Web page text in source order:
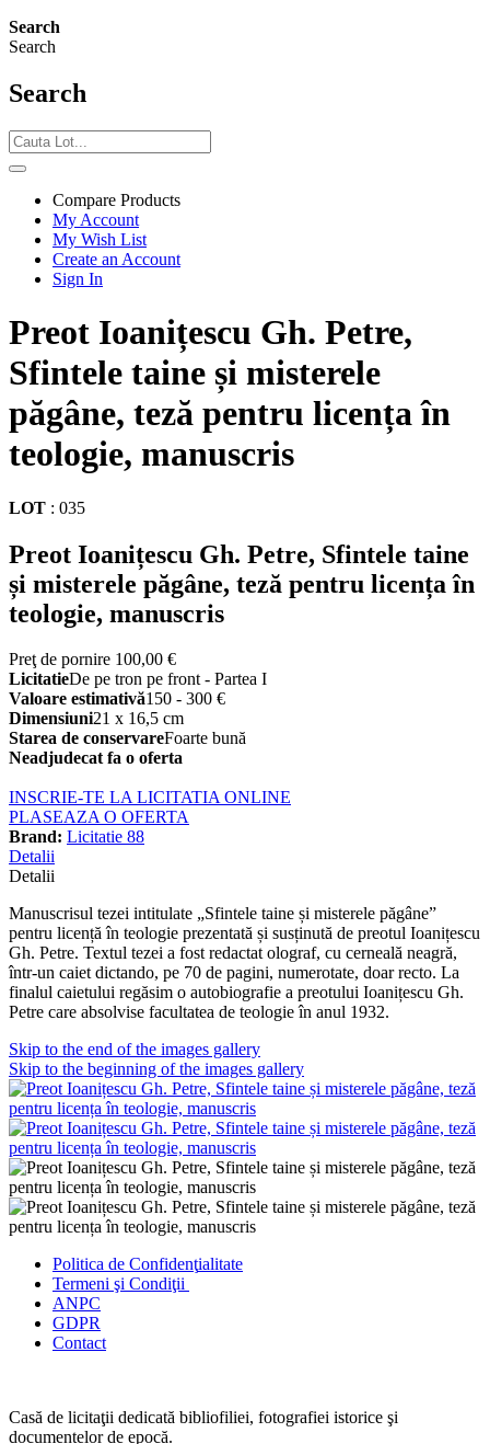
Search
Search
Search
Compare Products
My Account
My Wish List
Create an Account
Sign In
Preot Ioanițescu Gh. Petre,
Sfintele taine și misterele
păgâne, teză pentru licența în
teologie, manuscris
LOT : 035
Preot Ioanițescu Gh. Petre, Sfintele taine
și misterele păgâne, teză pentru licența în
teologie, manuscris
Preţ de pornire 100,00 €
LicitatieDe pe tron pe front - Partea I
Valoare estimativă150 - 300 €
Dimensiuni21 x 16,5 cm
Starea de conservareFoarte bună
Neadjudecat fa o oferta
INSCRIE-TE LA LICITATIA ONLINE
PLASEAZA O OFERTA
Brand: Licitatie 88
Detalii
Detalii
Manuscrisul tezei intitulate „Sfintele taine și misterele păgâne”
pentru licență în teologie prezentată și susținută de preotul Ioanițescu
Gh. Petre. Textul tezei a fost redactat olograf, cu cerneală neagră,
într-un caiet dictando, pe 70 de pagini, numerotate, doar recto. La
finalul caietului regăsim o autobiografie a preotului Ioanițescu Gh.
Petre care absolvise facultatea de teologie în anul 1932.
Skip to the end of the images gallery
Skip to the beginning of the images gallery
Politica de Confidenţialitate
Termeni şi Condiţii
ANPC
GDPR
Contact
Casă de licitaţii dedicată bibliofiliei, fotografiei istorice şi
documentelor de epocă.